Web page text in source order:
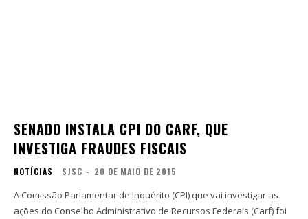
SENADO INSTALA CPI DO CARF, QUE
INVESTIGA FRAUDES FISCAIS
NOTÍCIAS SJSC - 20 DE MAIO DE 2015
A Comissão Parlamentar de Inquérito (CPI) que vai investigar as
ações do Conselho Administrativo de Recursos Federais (Carf) foi